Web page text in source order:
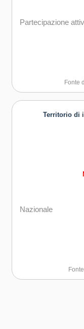
Partecipazione
Fonte
Territorio di
Nazionale